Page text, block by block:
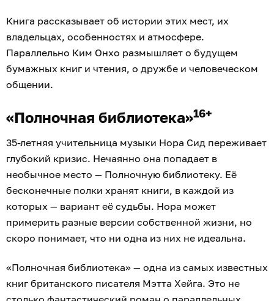
Книга рассказывает об истории этих мест, их
владельцах, особенностях и атмосфере.
Параллельно Ким Онхо размышляет о будущем
бумажных книг и чтения, о дружбе и человеческом
общении.
«Полночная библиотека»16+
35-летняя учительница музыки Нора Сид переживает
глубокий кризис. Нечаянно она попадает в
необычное место — Полночную библиотеку. Её
бесконечные полки хранят книги, в каждой из
которых — вариант её судьбы. Нора может
примерить разные версии собственной жизни, но
скоро понимает, что ни одна из них не идеальна.
«Полночная библиотека» — одна из самых известных
книг британского писателя Мэтта Хейга. Это не